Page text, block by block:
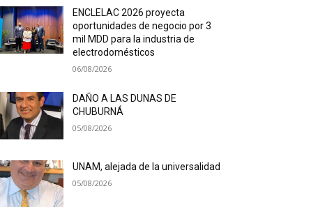
ENCLELAC 2026 proyecta
oportunidades de negocio por 3
mil MDD para la industria de
electrodomésticos
06/08/2026
DAÑO A LAS DUNAS DE
CHUBURNÁ
05/08/2026
UNAM, alejada de la universalidad
05/08/2026